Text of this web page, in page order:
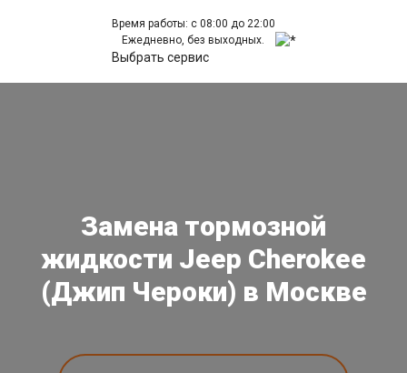
Время работы: с 08:00 до 22:00
Ежедневно, без выходных.
Выбрать сервис
Замена тормозной
жидкости Jeep Cherokee
(Джип Чероки) в Москве